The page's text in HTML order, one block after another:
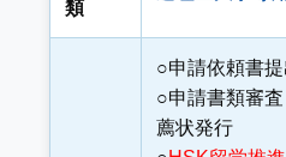
類
○申請依頼書提
○申請書類審
薦状発行